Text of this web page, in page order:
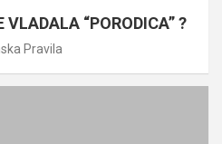
VLADALA “PORODICA” ?
Pravila